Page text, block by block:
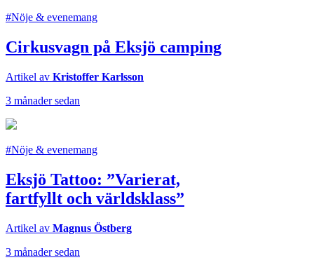
#Nöje & evenemang
Cirkusvagn på Eksjö camping
Artikel av Kristoffer Karlsson
3 månader sedan
#Nöje & evenemang
Eksjö Tattoo: ”Varierat,
fartfyllt och världsklass”
Artikel av Magnus Östberg
3 månader sedan